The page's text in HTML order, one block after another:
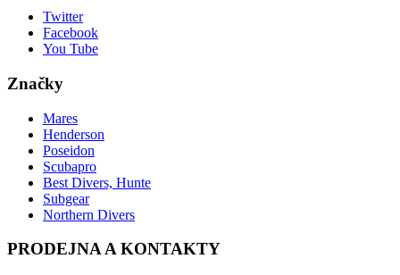
Twitter
Facebook
You Tube
Značky
Mares
Henderson
Poseidon
Scubapro
Best Divers, Hunte
Subgear
Northern Divers
PRODEJNA A KONTAKTY